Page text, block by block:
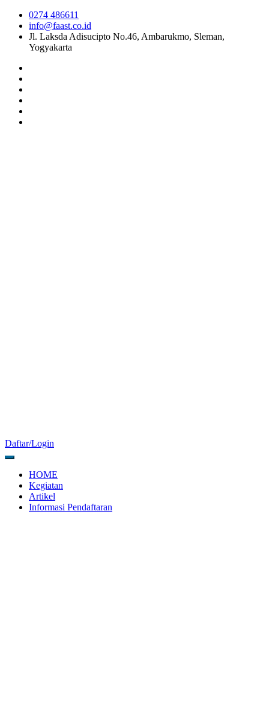
0274 486611
info@faast.co.id
Jl. Laksda Adisucipto No.46, Ambarukmo, Sleman,
Yogyakarta
Daftar/Login
HOME
Kegiatan
Artikel
Informasi Pendaftaran